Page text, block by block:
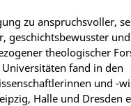
zu anspruchsvoller,
geschichtsbewusster und
theologischer
fand in den
und -
Halle und Dresden